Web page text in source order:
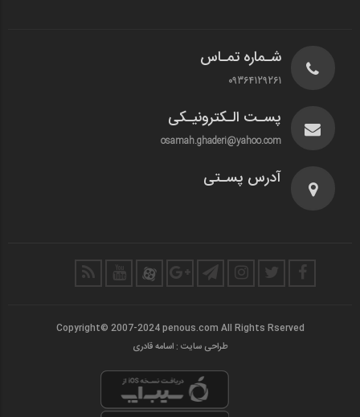
شـماره تمـاس
09364129261
پسـت الـکترونیـکی
osamah.ghaderi@yahoo.com
آدرس پسـتی
Copyright© 2007-2024 penous.com All Rights Rserved
طراحی سایت : اسامه قادری